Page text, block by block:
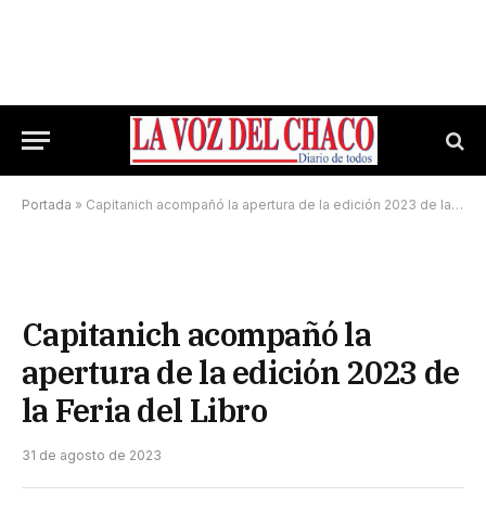
Portada » Capitanich acompañó la apertura de la edición 2023 de la Feria del Libro
Capitanich acompañó la
apertura de la edición 2023 de
la Feria del Libro
31 de agosto de 2023